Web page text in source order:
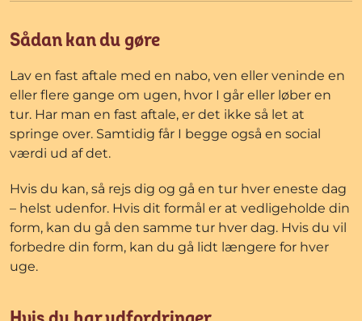
Sådan kan du gøre
Lav en fast aftale med en nabo, ven eller veninde en
eller flere gange om ugen, hvor I går eller løber en
tur. Har man en fast aftale, er det ikke så let at
springe over. Samtidig får I begge også en social
værdi ud af det.
Hvis du kan, så rejs dig og gå en tur hver eneste dag
– helst udenfor. Hvis dit formål er at vedligeholde din
form, kan du gå den samme tur hver dag. Hvis du vil
forbedre din form, kan du gå lidt længere for hver
uge.